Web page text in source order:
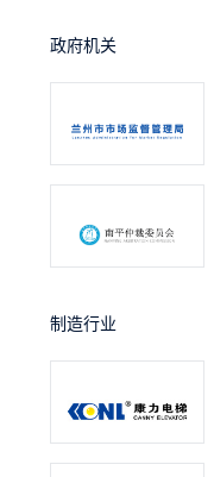
政府机关
制造行业